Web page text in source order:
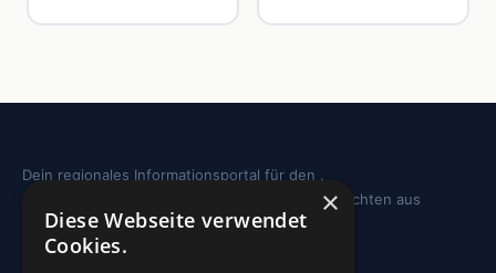
Dein regionales Informationsportal für den .
Sehenswürdigkeiten, Ausflugstipps und Geschichten aus
deiner Region.
×
Diese Webseite verwendet
Cookies.